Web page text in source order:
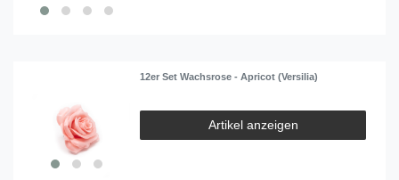
12er Set Wachsrose - Apricot (Versilia)
Artikel anzeigen